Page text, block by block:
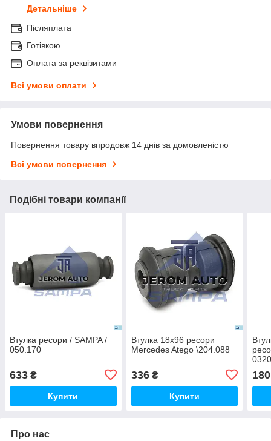
Детальніше
Післяплата
Готівкою
Оплата за реквізитами
Всі умови оплати
Умови повернення
Повернення товару впродовж 14 днів за домовленістю
Всі умови повернення
Подібні товари компанії
Втулка ресори / SAMPA /
050.170
633 ₴
Купити
Втулка 18x96 ресори
Mercedes Atego \204.088
336₴
Купити
180
Про нас